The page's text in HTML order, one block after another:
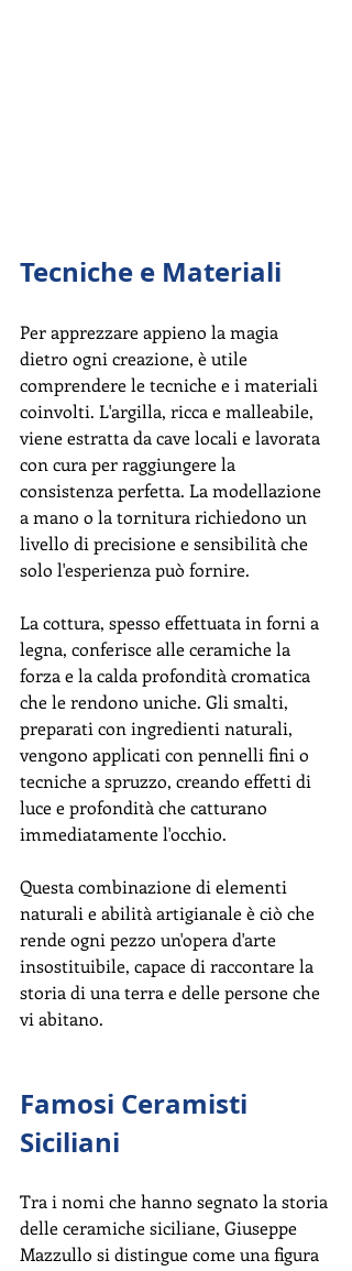
Tecniche e Materiali
Per apprezzare appieno la magia
dietro ogni creazione, è utile
comprendere le tecniche e i materiali
coinvolti. L'argilla, ricca e malleabile,
viene estratta da cave locali e lavorata
con cura per raggiungere la
consistenza perfetta. La modellazione
a mano o la tornitura richiedono un
livello di precisione e sensibilità che
solo l'esperienza può fornire.
La cottura, spesso effettuata in forni a
legna, conferisce alle ceramiche la
forza e la calda profondità cromatica
che le rendono uniche. Gli smalti,
preparati con ingredienti naturali,
vengono applicati con pennelli fini o
tecniche a spruzzo, creando effetti di
luce e profondità che catturano
immediatamente l'occhio.
Questa combinazione di elementi
naturali e abilità artigianale è ciò che
rende ogni pezzo un'opera d'arte
insostituibile, capace di raccontare la
storia di una terra e delle persone che
vi abitano.
Famosi Ceramisti
Siciliani
Tra i nomi che hanno segnato la storia
delle ceramiche siciliane, Giuseppe
Mazzullo si distingue come una figura